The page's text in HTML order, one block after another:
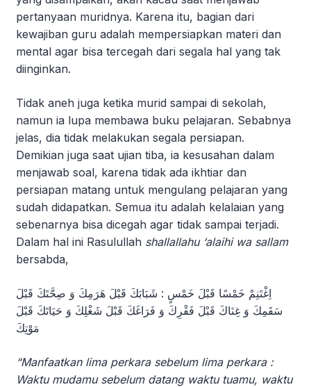
pertanyaan muridnya. Karena itu, bagian dari
kewajiban guru adalah mempersiapkan materi dan
mental agar bisa tercegah dari segala hal yang tak
diinginkan.
Tidak aneh juga ketika murid sampai di sekolah,
namun ia lupa membawa buku pelajaran. Sebabnya
jelas, dia tidak melakukan segala persiapan.
Demikian juga saat ujian tiba, ia kesusahan dalam
menjawab soal, karena tidak ada ikhtiar dan
persiapan matang untuk mengulang pelajaran yang
sudah didapatkan. Semua itu adalah kelalaian yang
sebenarnya bisa dicegah agar tidak sampai terjadi.
Dalam hal ini Rasulullah shallallahu ‘alaihi wa sallam
bersabda,
اِغْتَنِمْ خَمْسًا قَبْلَ خَمْسٍ : شَبَابَكَ قَبْلَ هَرَمِكَ وَ صِحَّتَكَ قَبْلَ
سَقَمِكَ وَ غِنَاكَ قَبْلَ فَقْرِكَ وَ فَرَاغَكَ قَبْلَ شَغْلِكَ وَ حَيَاتَكَ قَبْلَ
مَوْتِكَ
“Manfaatkan lima perkara sebelum lima perkara :
Waktu mudamu sebelum datang waktu tuamu, waktu